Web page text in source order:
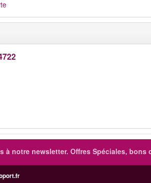
à notre newsletter. Offres Spéciales, bons